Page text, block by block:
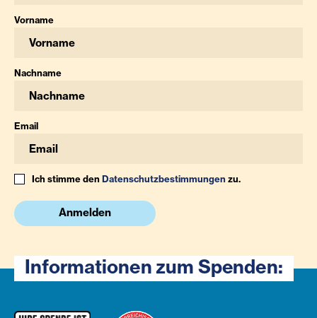
Vorname
Nachname
Email
Ich stimme denDatenschutzbestimmungenzu.
Anmelden
Informationen zum Spenden: